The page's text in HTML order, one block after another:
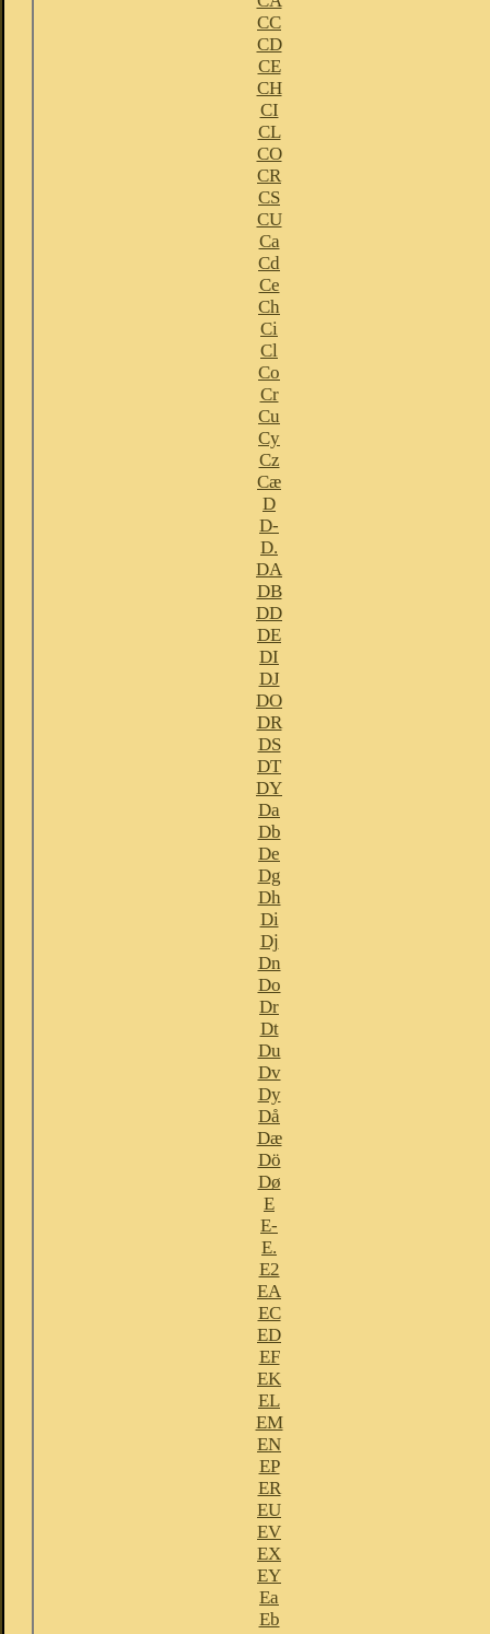
CC
CD
CE
CH
CI
CL
CO
CR
CS
CU
Ca
Cd
Ce
Ch
Ci
Cl
Co
Cr
Cu
Cy
Cz
Cæ
D
D-
D.
DA
DB
DD
DE
DI
DJ
DO
DR
DS
DT
DY
Da
Db
De
Dg
Dh
Di
Dj
Dn
Do
Dr
Dt
Du
Dv
Dy
Då
Dæ
Dö
Dø
E
E-
E.
E2
EA
EC
ED
EF
EK
EL
EM
EN
EP
ER
EU
EV
EX
EY
Ea
Eb